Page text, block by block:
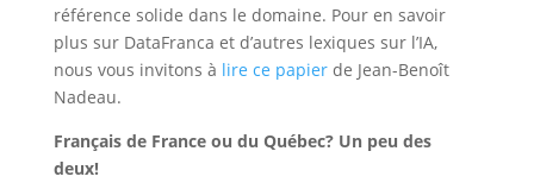
référence solide dans le domaine. Pour en savoir
plus sur DataFranca et d’autres lexiques sur l’IA,
nous vous invitons à lire ce papierde Jean-Benoît
Nadeau.
Français de France ou du Québec? Un peu des
deux!